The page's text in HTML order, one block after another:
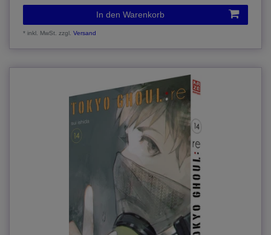
In den Warenkorb
*inkl. MwSt. zzgl.Versand